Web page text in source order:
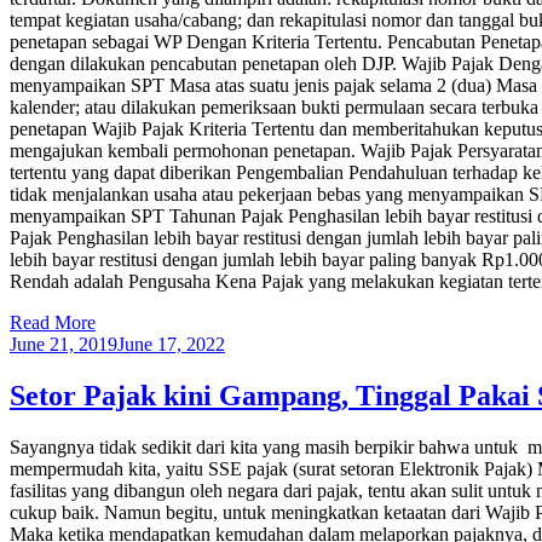
tempat kegiatan usaha/cabang; dan rekapitulasi nomor dan tanggal
penetapan sebagai WP Dengan Kriteria Tertentu. Pencabutan
dengan dilakukan pencabutan penetapan oleh DJP. Wajib Pajak
menyampaikan SPT Masa atas suatu jenis pajak selama 2 (dua)
kalender; atau dilakukan pemeriksaan bukti permulaan secara
penetapan Wajib Pajak Kriteria Tertentu dan memberitahukan
mengajukan kembali permohonan penetapan. Wajib Pajak
tertentu yang dapat diberikan Pengembalian Pendahuluan terhadap
tidak menjalankan usaha atau pekerjaan bebas yang menyampaikan
menyampaikan SPT Tahunan Pajak Penghasilan lebih bayar
Pajak Penghasilan lebih bayar restitusi dengan jumlah lebih bayar
lebih bayar restitusi dengan jumlah lebih bayar paling banyak
Rendah adalah Pengusaha Kena Pajak yang melakukan kegiatan
Read More
June 21, 2019June 17, 2022
Setor Pajak kini Gampang, Tinggal Pakai
Sayangnya tidak sedikit dari kita yang masih berpikir bahwa untuk
mempermudah kita, yaitu SSE pajak (surat setoran Elektronik
fasilitas yang dibangun oleh negara dari pajak, tentu akan sulit
cukup baik. Namun begitu, untuk meningkatkan ketaatan dari Wajib
Maka ketika mendapatkan kemudahan dalam melaporkan